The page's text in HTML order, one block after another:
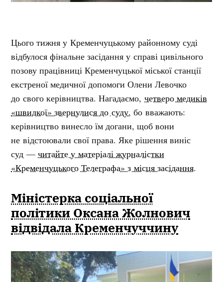
Цього тижня у Кременчуцькому районному суді
відбулося фінальне засідання у справі цивільного
позову працівниці Кременчуцької міської станції
екстреної медичної допомоги Олени Левочко
до свого керівництва. Нагадаємо,четверо медиків
«швидкої» звернулися до суду, бо вважають:
керівництво винесло їм догани, щоб вони
не відстоювали свої права. Яке рішення виніс
суд —читайте у матеріалі журналістки
«Кременчуцького Телеграфа» з місця засідання.
Міністерка соціальної
політики Оксана Жолнович
відвідала Кременчуччину